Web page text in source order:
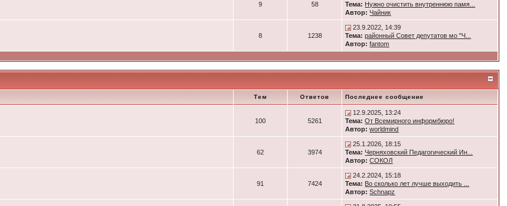
9 58
Тема: Нужно очистить внутреннюю памя...
Автор: Чайник
8 1238
23.9.2022, 14:39
Тема: районный Совет депутатов мо "Ч...
Автор: fantom
Тем Ответов Последнее сообщение
100 5261
12.9.2025, 13:24
Тема: От Всемирного информбюро!
Автор: worldmind
62 3974
25.1.2026, 18:15
Тема: Черняховский Педагогический Ин...
Автор: СОКОЛ
91 7424
24.2.2024, 15:18
Тема: Во сколько лет лучше выходить ...
Автор: Schnapz